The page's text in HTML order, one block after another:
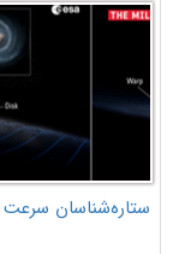
ستاره‌شناسان